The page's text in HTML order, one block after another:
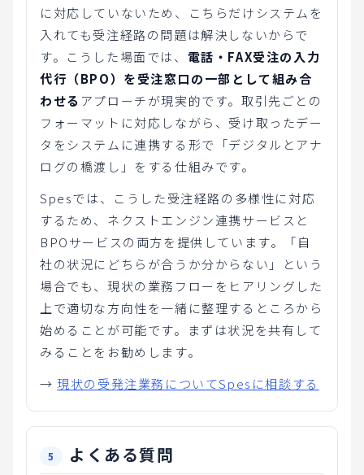
に対応していないため、こちらだけシステムを
入れても受注経路の問題は解決しないからで
す。こうした場面では、 電話・FAX受注の入力
代行（BPO）を受注窓口の一部として組み合
わせる アプローチが現実的です。取引先ごとの
フォーマットに対応しながら、受け取ったデー
タをシステムに連携する形で「デジタルとアナ
ログの橋渡し」をする仕組みです。
Spesでは、こうした受注経路の多様性に対応
するため、ネクストエンジン連携サービスと
BPOサービスの両方を提供しています。「自
社の状況にどちらが合うか分からない」という
場合でも、現状の業務フローをヒアリングした
上で適切な方向性を一緒に整理するところから
始めることが可能です。まずは状況を共有して
みることをお勧めします。
→現状の受発注業務についてSpesに相談する
よくある質問